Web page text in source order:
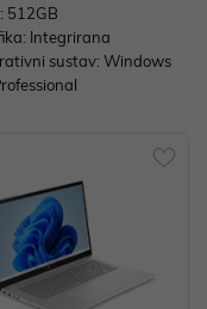
512GB
Integrirana
sustav: Windows